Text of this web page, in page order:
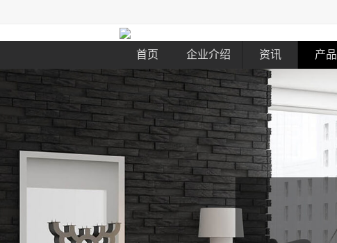
首页 企业介绍 资讯 产品